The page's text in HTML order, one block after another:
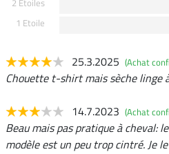
2 Etoiles
1 Etoile
25.3.2025 (Achat
Chouette t-shirt mais sèche linge
14.7.2023 (Achat
Beau mais pas pratique à cheval:
modèle est un peu trop cintré. Je